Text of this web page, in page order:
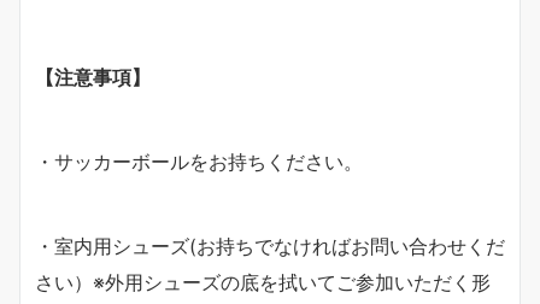
【注意事項】
・サッカーボールをお持ちください。
・室内用シューズ(お持ちでなければお問い合わせくだ
さい）※外用シューズの底を拭いてご参加いただく形